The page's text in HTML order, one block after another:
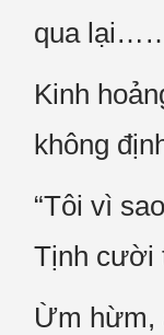
qua
Kinh
không
“Tôi vì
Tịnh cười
Ừm hừm,